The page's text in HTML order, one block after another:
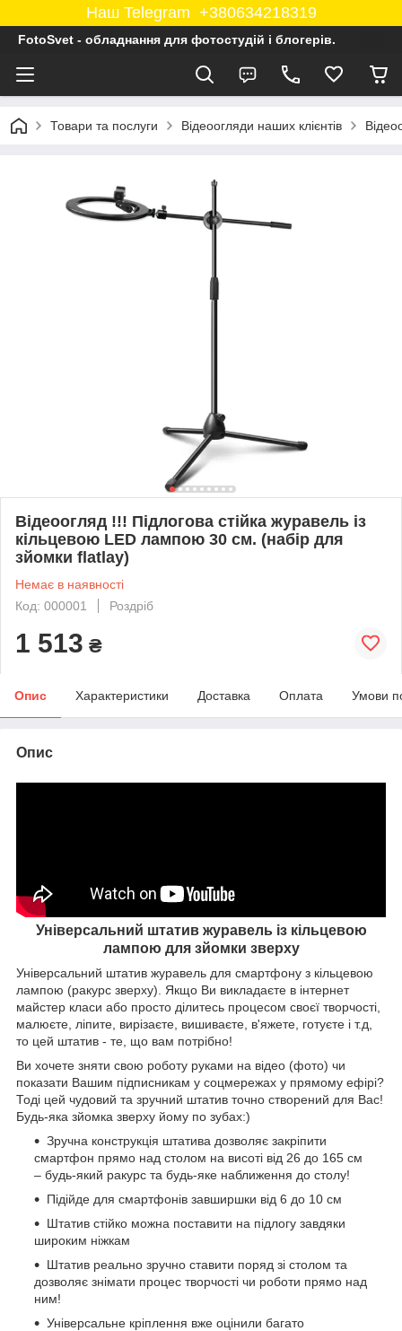
Наш Telegram +380634218319
FotoSvet - обладнання для фотостудій і блогерів.
Товари та послуги Відеоогляди наших клієнтів
Відеоогляд !!! Підлогова стійка журавель із
кільцевою LED лампою 30 см. (набір для
зйомки flatlay)
Немає в наявності
Код: 000001
Роздріб
1 513 ₴
Опис Характеристики Доставка Оплата Умови
Опис
Універсальний штатив журавель із кільцевою
лампою для зйомки зверху
Універсальний штатив журавель для смартфону з кільцевою
лампою (ракурс зверху). Якщо Ви викладаєте в інтернет
майстер класи або просто ділитесь процесом своєї творчості,
малюєте, ліпите, вирізаєте, вишиваєте, в'яжете, готуєте і т.д,
то цей штатив - те, що вам потрібно!
Ви хочете зняти свою роботу руками на відео (фото) чи
показати Вашим підписникам у соцмережах у прямому ефірі?
Тоді цей чудовий та зручний штатив точно створений для Вас!
Будь-яка зйомка зверху йому по зубах:)
Зручна конструкція штатива дозволяє закріпити
смартфон прямо над столом на висоті від 26 до 165 см
– будь-який ракурс та будь-яке наближення до столу!
Підійде для смартфонів завширшки від 6 до 10 см
Штатив стійко можна поставити на підлогу завдяки
широким ніжкам
Штатив реально зручно ставити поряд зі столом та
дозволяє знімати процес творчості чи роботи прямо над
ним!
Універсальне кріплення вже оцінили багато